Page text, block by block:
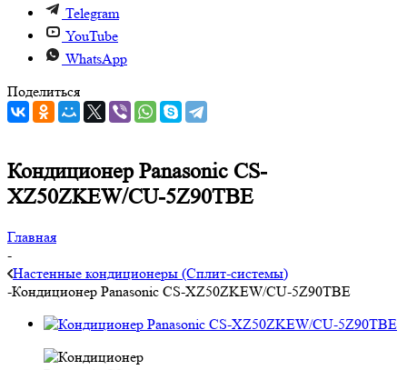
Telegram
YouTube
WhatsApp
Поделиться
Кондиционер Panasonic CS-
XZ50ZKEW/CU-5Z90TBE
Главная
-
Настенные кондиционеры (Сплит-системы)
-Кондиционер Panasonic CS-XZ50ZKEW/CU-5Z90TBE